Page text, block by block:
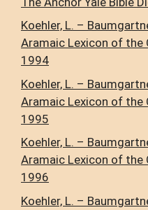
Koehler, L. –
Aramaic Lexicon of the
1994
Koehler, L. –
Aramaic Lexicon of the
1995
Koehler, L. –
Aramaic Lexicon of the
1996
Koehler, L. –